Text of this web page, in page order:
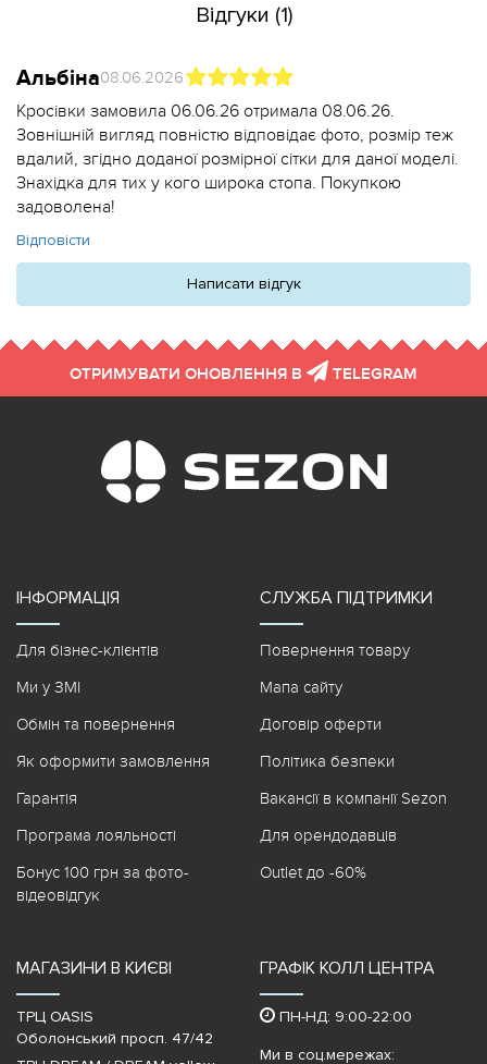
Відгуки (1)
Альбіна08.06.2026
Кросівки замовила 06.06.26 отримала 08.06.26.
Зовнішній вигляд повністю відповідає фото, розмір теж
вдалий, згідно доданої розмірної сітки для даної моделі.
Знахідка для тих у кого широка стопа. Покупкою
задоволена!
Відповісти
Написати відгук
ОТРИМУВАТИ ОНОВЛЕННЯ В TELEGRAM
ІНФОРМАЦІЯ
Для бізнес-клієнтів
Ми у ЗМІ
Обмін та повернення
Як оформити замовлення
Гарантія
Програма лояльності
Бонус 100 грн за фото-
відеовідгук
СЛУЖБА ПІДТРИМКИ
Повернення товару
Мапа сайту
Договір оферти
Політика безпеки
Вакансії в компанії Sezon
Для орендодавців
Outlet до -60%
МАГАЗИНИ В КИЄВІ
ТРЦ OASIS
Оболонський просп. 47/42
ГРАФІК КОЛЛ ЦЕНТРА
ПН-НД: 9:00-22:00
Ми в соц.мережах: